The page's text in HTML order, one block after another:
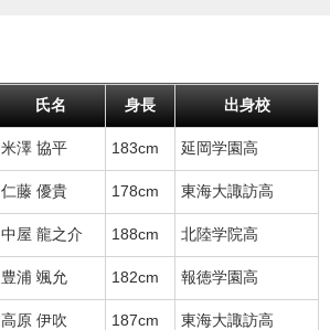
氏名 身長 出身校
米澤 協平 183cm 延岡学園高
仁藤 優貴 178cm 東海大諏訪高
中屋 龍之介 188cm 北陸学院高
豊浦 颯允 182cm 報徳学園高
高原 伊吹 187cm 東海大諏訪高